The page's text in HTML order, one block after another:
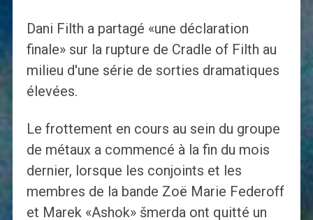
Dani Filth a partagé «une déclaration
finale» sur la rupture de Cradle of Filth au
milieu d'une série de sorties dramatiques
élevées.
Le frottement en cours au sein du groupe
de métaux a commencé à la fin du mois
dernier, lorsque les conjoints et les
membres de la bande Zoë Marie Federoff
et Marek «Ashok» šmerda ont quitté un